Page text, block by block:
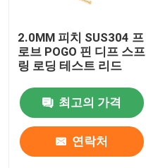
2.0MM 피치 SUS304 프
로브 POGO 핀 디프 스프
링 로딩 테스트 리드
최고의 가격
연락처